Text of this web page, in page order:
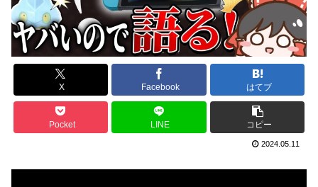
X Facebook はてブ
Pocket LINE コピー
2024.05.11